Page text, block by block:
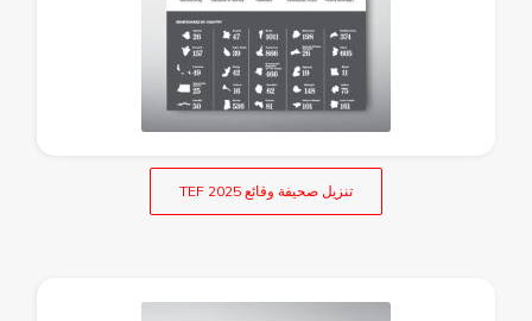
تنزيل صحيفة وقائع TEF 2025